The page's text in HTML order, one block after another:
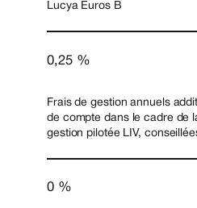
Lucya Euros B
0,25 %
Frais de gestion annuels
de compte dans le cadre de
gestion pilotée LIV,
0 %